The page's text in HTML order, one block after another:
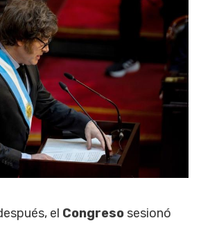
el Congreso sesionó